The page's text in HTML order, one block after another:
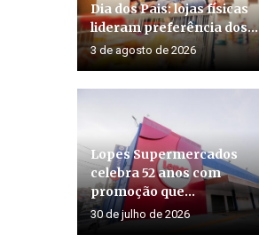
Dia dos Pais: lojas físicas
lideram preferência dos...
3 de agosto de 2026
Lopes Supermercados
celebra 52 anos com
promoção que...
30 de julho de 2026